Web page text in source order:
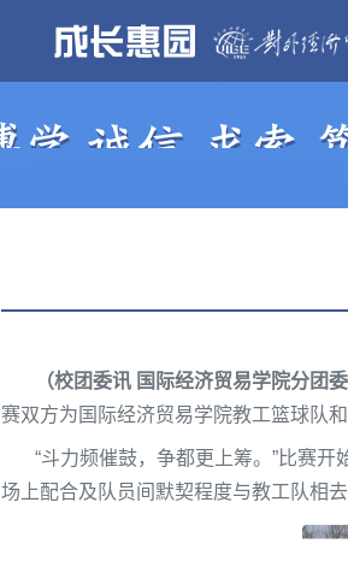
（校团委讯 国际经济贸易学院分团委
赛双方为国际经济贸易学院教工篮球队
“斗力频催鼓，争都更上筹。”比赛
场上配合及队员间默契程度与教工队相